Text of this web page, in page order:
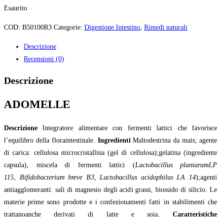
Esaurito
COD: B50100R3 Categorie: Digestione Intestino Rimedi naturali
Descrizione
Recensioni (0)
Descrizione
ADOMELLE
Descrizione Integratore alimentare con fermenti lattici che favorisce
l’equilibro della floraintestinale. Ingredienti Maltodestrina da mais; agente
di carica: cellulosa microcristallina (gel di cellulosa);gelatina (ingrediente
capsula), miscela di fermenti lattici (Lactobacillus plantarumLP
115
Bifidobacterium breve B3, Lactobacillus acidophilus LA 14);agenti
antiagglomeranti: sali di magnesio degli acidi grassi, biossido di silicio. Le
materie prime sono prodotte e i confezionamenti fatti in stabilimenti che
trattanoanche derivati di latte e soia. Caratteristiche